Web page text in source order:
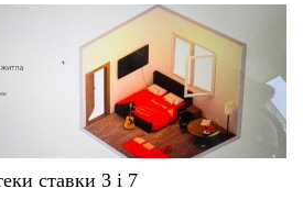
ставки 3 і 7